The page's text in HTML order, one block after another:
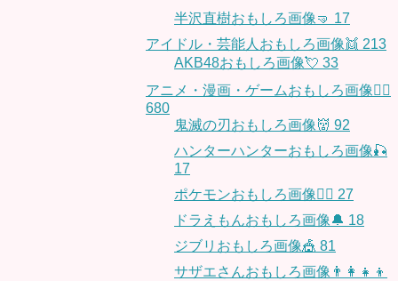
半沢直樹おもしろ画像🤜 17
アイドル・芸能人おもしろ画像👯 213
AKB48おもしろ画像💘 33
アニメ・漫画・ゲームおもしろ画像🧚‍♀️
680
鬼滅の刃おもしろ画像👹 92
ハンターハンターおもしろ画像🎣
17
ポケモンおもしろ画像🤹‍♂️ 27
ドラえもんおもしろ画像🔔 18
ジブリおもしろ画像🎪 81
サザエさんおもしろ画像👨‍👩‍👧‍👦